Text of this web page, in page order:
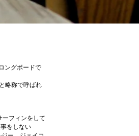
ングボードで
略称で呼ばれ
ーフィンをして
をしない